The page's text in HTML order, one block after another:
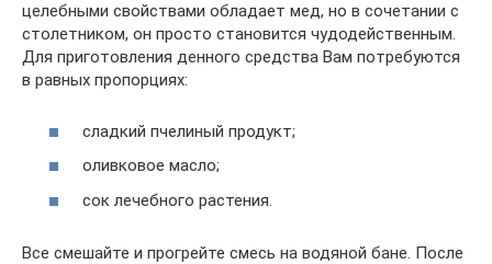
целебными свойствами обладает мед, но в сочетании с
столетником, он просто становится чудодейственным.
Для приготовления денного средства Вам потребуются
в равных пропорциях:
сладкий пчелиный продукт;
оливковое масло;
сок лечебного растения.
Все смешайте и прогрейте смесь на водяной бане. После